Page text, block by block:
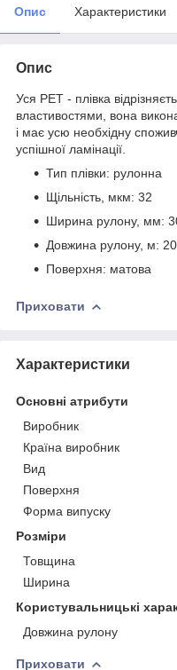
Опис Характеристики
Опис
Уся PET - плівка
властивостями, вона
і має усю необхідну
успішної ламінації.
Тип плівки: рулонна
Щільність, мкм: 32
Ширина рулону, мм:
Довжина рулону, м:
Поверхня: матова
Приховати
Характеристики
Основні атрибути
Виробник
Країна виробник
Вид
Поверхня
Форма випуску
Розміри
Товщина
Ширина
Користувальницькі
Довжина рулону
Приховати